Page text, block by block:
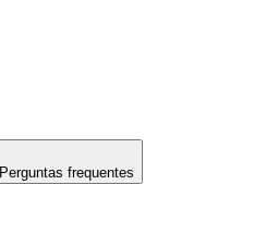
Perguntas frequentes